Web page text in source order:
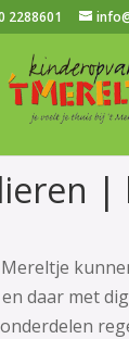
2288601
|
Mereltje
en daar met